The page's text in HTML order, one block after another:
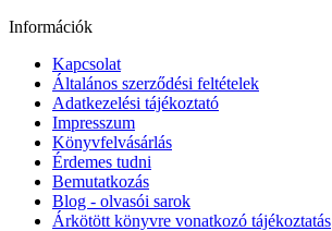
Információk
Kapcsolat
Általános szerződési feltételek
Adatkezelési tájékoztató
Impresszum
Könyvfelvásárlás
Érdemes tudni
Bemutatkozás
Blog - olvasói sarok
Árkötött könyvre vonatkozó tájékoztatás